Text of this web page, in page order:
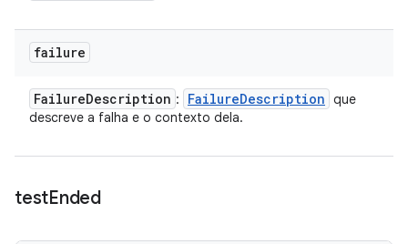
failure
FailureDescription : FailureDescription que
descreve a falha e o contexto dela.
testEnded